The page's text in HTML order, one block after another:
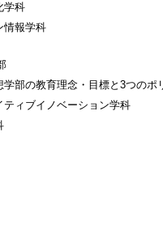
学科
情報学科
学部の教育理念・目標と3つのポ
ティブイノベーション学科